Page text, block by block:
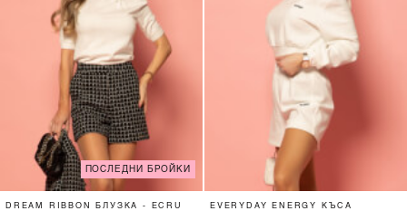
ПОСЛЕДНИ БРОЙКИ
DREAM RIBBON БЛУЗКА - ECRU
EVERYDAY ENERGY КЪСА